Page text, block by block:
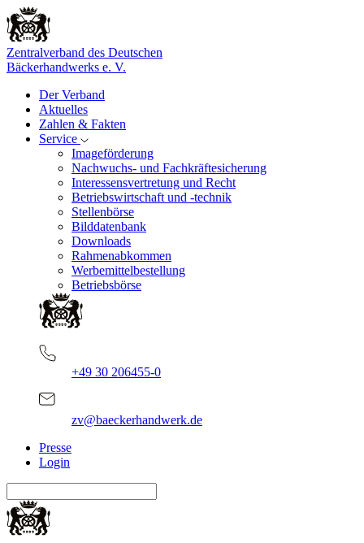
Zentralverband des Deutschen
Bäckerhandwerks e. V.
Der Verband
Aktuelles
Zahlen & Fakten
Service
Imageförderung
Nachwuchs- und Fachkräftesicherung
Interessensvertretung und Recht
Betriebswirtschaft und -technik
Stellenbörse
Bilddatenbank
Downloads
Rahmenabkommen
Werbemittelbestellung
Betriebsbörse
+49 30 206455-0
zv@baeckerhandwerk.de
Presse
Login